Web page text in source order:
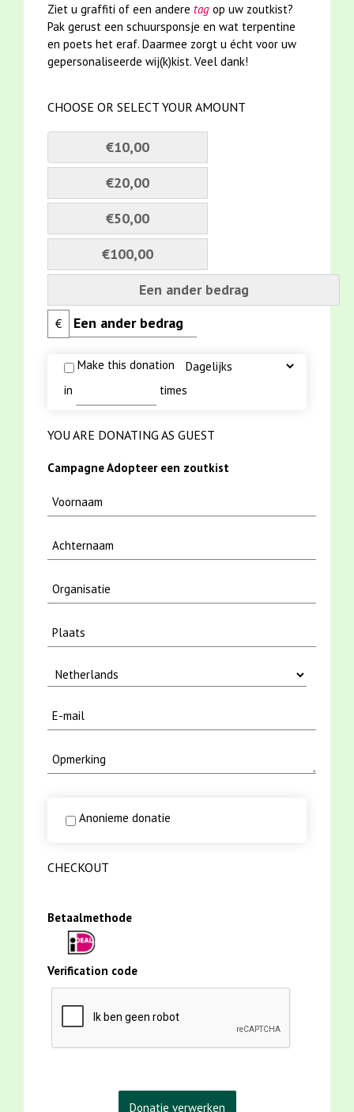
Ziet u graffiti of een andere tag op uw zoutkist?
Pak gerust een schuursponsje en wat terpentine
en poets het eraf. Daarmee zorgt u écht voor uw
gepersonaliseerde wij(k)kist. Veel dank!
CHOOSE OR SELECT YOUR AMOUNT
€10,00
€20,00
€50,00
€100,00
Een ander bedrag
€
Make this donation
in
times
YOU ARE DONATING AS GUEST
Campagne Adopteer een zoutkist
Anonieme donatie
CHECKOUT
Betaalmethode
Verification code